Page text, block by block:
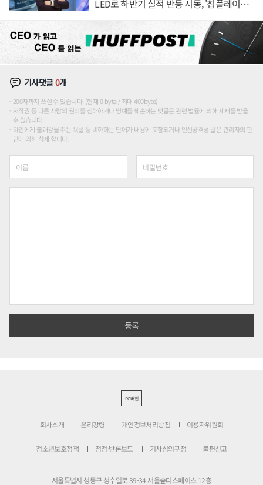
LED로 하반기 실적 반등 시동, '칩플레이
기사댓글0개
200자까지 쓰실 수 있습니다. (현재 0 byte / 최대 400byte)
저작권 등 다른 사람의 권리를 침해하거나 명예를 훼손하는 댓글은 관련 법률에 의해 제재를 받을
수 있습니다.
타인에게 불쾌감을 주는 욕설 등 비하하는 단어가 내용에 포함되거나 인신공격성 글은 관리자의 판
단에 의해 삭제 합니다.
PC버전
회사소개 윤리강령 개인정보처리방침 이용자위원회
청소년보호정책 정정·반론보도 기사심의규정 불편신고
서울특별시 성동구 성수일로 39-34 서울숲더스페이스 12층